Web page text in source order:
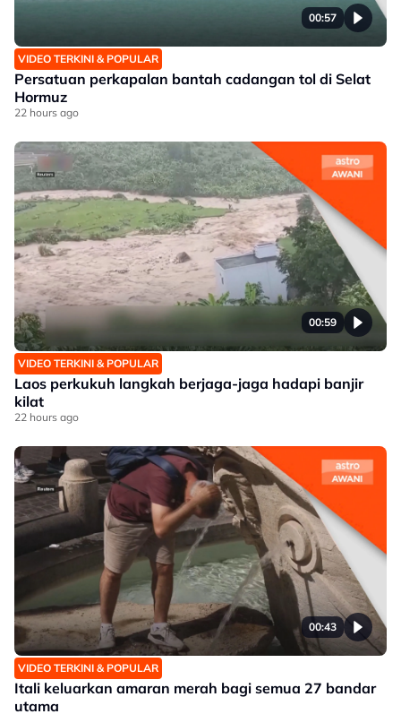
00:57
VIDEO TERKINI & POPULAR
Persatuan perkapalan bantah cadangan tol di Selat
Hormuz
22 hours ago
00:59
VIDEO TERKINI & POPULAR
Laos perkukuh langkah berjaga-jaga hadapi banjir
kilat
22 hours ago
00:43
VIDEO TERKINI & POPULAR
Itali keluarkan amaran merah bagi semua 27 bandar
utama